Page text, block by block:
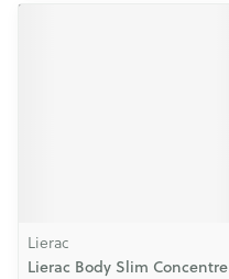
Lierac
Lierac Body Slim Concentre